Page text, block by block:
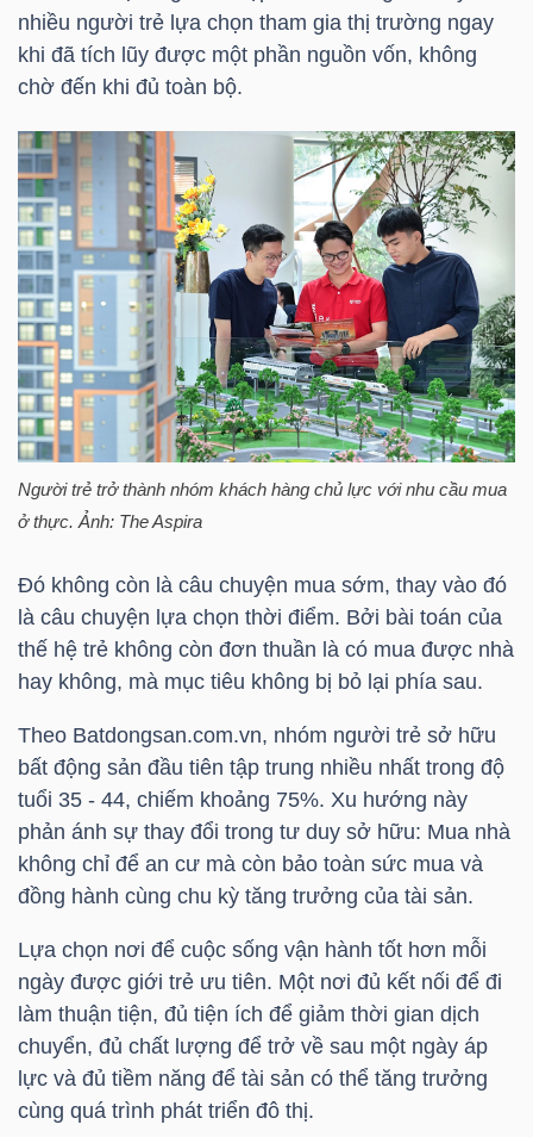
nhiều người trẻ lựa chọn tham gia thị trường ngay
khi đã tích lũy được một phần nguồn vốn, không
chờ đến khi đủ toàn bộ.
Người trẻ trở thành nhóm khách hàng chủ lực với nhu cầu mua
ở thực. Ảnh: The Aspira
Đó không còn là câu chuyện mua sớm, thay vào đó
là câu chuyện lựa chọn thời điểm. Bởi bài toán của
thế hệ trẻ không còn đơn thuần là có mua được nhà
hay không, mà mục tiêu không bị bỏ lại phía sau.
Theo Batdongsan.com.vn, nhóm người trẻ sở hữu
bất động sản đầu tiên tập trung nhiều nhất trong độ
tuổi 35 - 44, chiếm khoảng 75%. Xu hướng này
phản ánh sự thay đổi trong tư duy sở hữu: Mua nhà
không chỉ để an cư mà còn bảo toàn sức mua và
đồng hành cùng chu kỳ tăng trưởng của tài sản.
Lựa chọn nơi để cuộc sống vận hành tốt hơn mỗi
ngày được giới trẻ ưu tiên. Một nơi đủ kết nối để đi
làm thuận tiện, đủ tiện ích để giảm thời gian dịch
chuyển, đủ chất lượng để trở về sau một ngày áp
lực và đủ tiềm năng để tài sản có thể tăng trưởng
cùng quá trình phát triển đô thị.
KINH
TẾ
THẾ
GIỚI
ĐÔNG
DƯƠNG
TÀI
CHÍNH
CÁ
PHÂN
VIETSTOCKFINANCE
NGÀNH